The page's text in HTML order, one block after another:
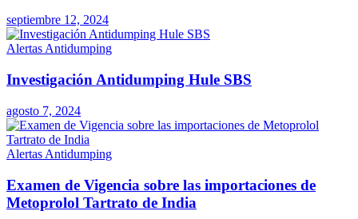
septiembre 12, 2024
Alertas Antidumping
Investigación Antidumping Hule SBS
agosto 7, 2024
Alertas Antidumping
Examen de Vigencia sobre las importaciones de
Metoprolol Tartrato de India